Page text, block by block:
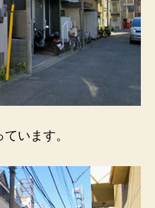
います。